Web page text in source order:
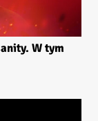
W tym